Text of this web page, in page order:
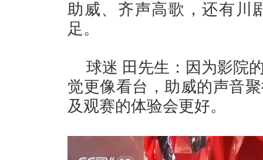
助威、齐声高歌，还有川
足。
球迷 田先生：因为影院
觉更像看台，助威的声音
及观赛的体验会更好。